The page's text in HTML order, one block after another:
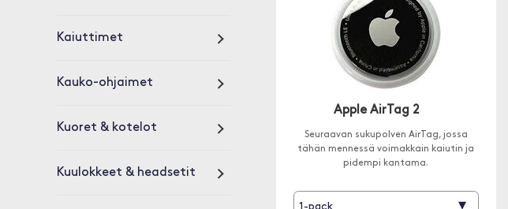
Kaiuttimet
Kauko-ohjaimet
Kuoret & kotelot
Kuulokkeet & headsetit
Apple AirTag 2
Seuraavan sukupolven AirTag, jossa
tähän mennessä voimakkain kaiutin ja
pidempi kantama.